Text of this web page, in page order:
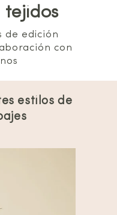
tejidos
de edición
con
estilos de